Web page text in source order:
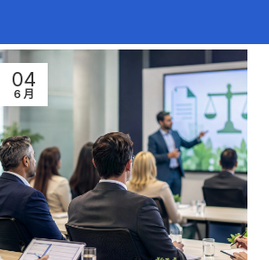
04
6 月